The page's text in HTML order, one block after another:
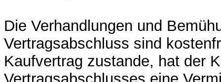
Die Verhandlungen und
Vertragsabschluss sind
Kaufvertrag zustande, hat der